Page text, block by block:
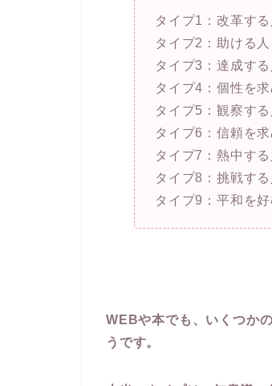
タイプ1：改革する
タイプ2：助ける人
タイプ3：達成する
タイプ4：個性を求
タイプ5：観察する
タイプ6：信頼を求
タイプ7：熱中する
タイプ8：挑戦する
タイプ9：平和を好
WEBや本でも、いくつか
うです。